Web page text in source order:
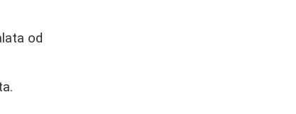
od